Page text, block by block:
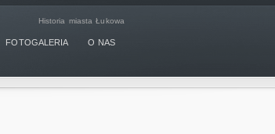
Historia miasta Łukowa
FOTOGALERIA O NAS